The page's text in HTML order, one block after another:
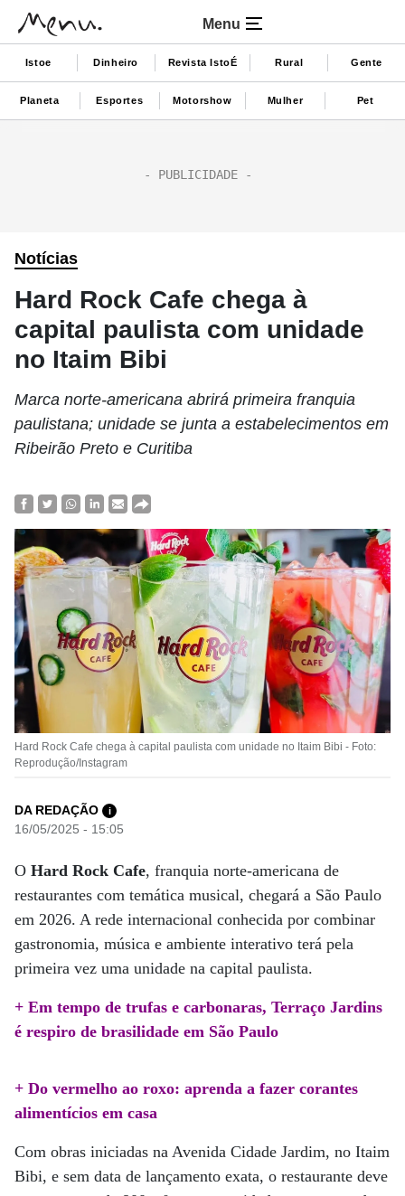
Menu
Istoe Dinheiro Revista IstoÉ Rural Gente
Planeta Esportes Motorshow Mulher Pet
Notícias
Hard Rock Cafe chega à
capital paulista com unidade
no Itaim Bibi
Marca norte-americana abrirá primeira franquia
paulistana; unidade se junta a estabelecimentos em
Ribeirão Preto e Curitiba
Hard Rock Cafe chega à capital paulista com unidade no Itaim Bibi - Foto:
Reprodução/Instagram
DA REDAÇÃO i
16/05/2025 - 15:05
O Hard Rock Cafe, franquia norte-americana de
restaurantes com temática musical, chegará a São Paulo
em 2026. A rede internacional conhecida por combinar
gastronomia, música e ambiente interativo terá pela
primeira vez uma unidade na capital paulista.
+ Em tempo de trufas e carbonaras, Terraço Jardins
é respiro de brasilidade em São Paulo
+ Do vermelho ao roxo: aprenda a fazer corantes
alimentícios em casa
Com obras iniciadas na Avenida Cidade Jardim, no Itaim
Bibi, e sem data de lançamento exata, o restaurante deve